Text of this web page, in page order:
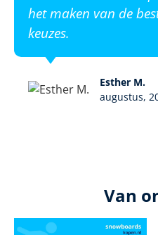
het maken van de
keuzes.
Esther M.
augustus,
Van